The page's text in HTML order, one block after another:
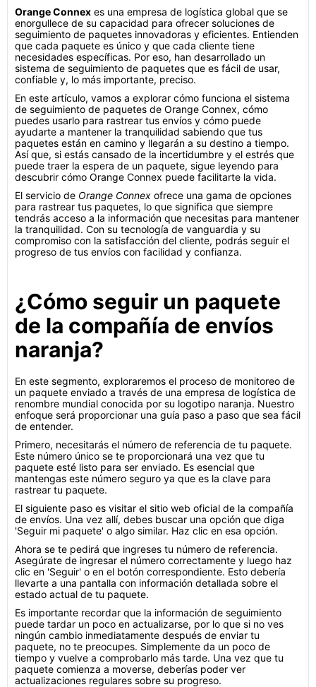
Orange Connex es una empresa de logística global que se
enorgullece de su capacidad para ofrecer soluciones de
seguimiento de paquetes innovadoras y eficientes. Entienden
que cada paquete es único y que cada cliente tiene
necesidades específicas. Por eso, han desarrollado un
sistema de seguimiento de paquetes que es fácil de usar,
confiable y, lo más importante, preciso.
En este artículo, vamos a explorar cómo funciona el sistema
de seguimiento de paquetes de Orange Connex, cómo
puedes usarlo para rastrear tus envíos y cómo puede
ayudarte a mantener la tranquilidad sabiendo que tus
paquetes están en camino y llegarán a su destino a tiempo.
Así que, si estás cansado de la incertidumbre y el estrés que
puede traer la espera de un paquete, sigue leyendo para
descubrir cómo Orange Connex puede facilitarte la vida.
El servicio de Orange Connex ofrece una gama de opciones
para rastrear tus paquetes, lo que significa que siempre
tendrás acceso a la información que necesitas para mantener
la tranquilidad. Con su tecnología de vanguardia y su
compromiso con la satisfacción del cliente, podrás seguir el
progreso de tus envíos con facilidad y confianza.
¿Cómo seguir un paquete
de la compañía de envíos
naranja?
En este segmento, exploraremos el proceso de monitoreo de
un paquete enviado a través de una empresa de logística de
renombre mundial conocida por su logotipo naranja. Nuestro
enfoque será proporcionar una guía paso a paso que sea fácil
de entender.
Primero, necesitarás el número de referencia de tu paquete.
Este número único se te proporcionará una vez que tu
paquete esté listo para ser enviado. Es esencial que
mantengas este número seguro ya que es la clave para
rastrear tu paquete.
El siguiente paso es visitar el sitio web oficial de la compañía
de envíos. Una vez allí, debes buscar una opción que diga
'Seguir mi paquete' o algo similar. Haz clic en esa opción.
Ahora se te pedirá que ingreses tu número de referencia.
Asegúrate de ingresar el número correctamente y luego haz
clic en 'Seguir' o en el botón correspondiente. Esto debería
llevarte a una pantalla con información detallada sobre el
estado actual de tu paquete.
Es importante recordar que la información de seguimiento
puede tardar un poco en actualizarse, por lo que si no ves
ningún cambio inmediatamente después de enviar tu
paquete, no te preocupes. Simplemente da un poco de
tiempo y vuelve a comprobarlo más tarde. Una vez que tu
paquete comienza a moverse, deberías poder ver
actualizaciones regulares sobre su progreso.